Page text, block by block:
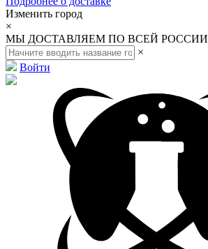
Изменить город
×
МЫ ДОСТАВЛЯЕМ ПО ВСЕЙ РОССИИ
×
Войти